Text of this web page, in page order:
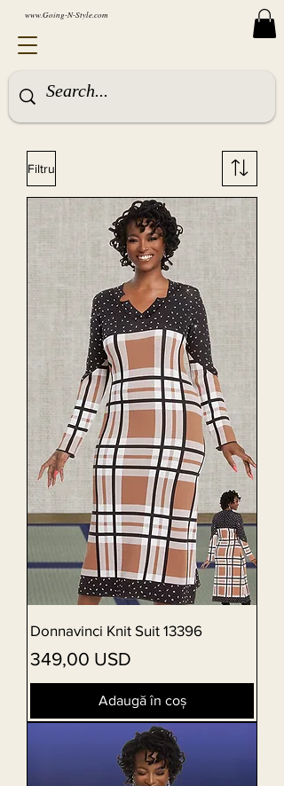
www.Going-N-Style.com
Filtru
Donnavinci Knit Suit 13396
Preț
349,00 USD
Adaugă în coș